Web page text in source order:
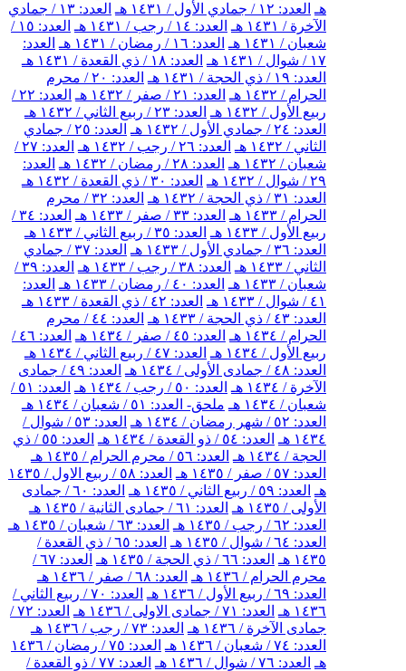
هـ العدد: ١٢ / جمادي الأول / ١٤٣١ هـ
العدد: ١٣ / جمادي
الآخرة / ١٤٣١ هـ
العدد: ١٤ / رجب / ١٤٣١ هـ
العدد: ١٥ /
شعبان / ١٤٣١ هـ
العدد: ١٦ / رمضان / ١٤٣١ هـ
العدد:
١٧ / شوال / ١٤٣١ هـ
العدد: ١٨ / ذي القعدة / ١٤٣١ هـ
العدد: ١٩ / ذي الحجة / ١٤٣١ هـ
العدد: ٢٠ / محرم
الحرام / ١٤٣٢ هـ
العدد: ٢١ / صفر / ١٤٣٢ هـ
العدد: ٢٢ /
ربيع الأول / ١٤٣٢ هـ
العدد: ٢٣ / ربيع الثاني / ١٤٣٢ هـ
العدد: ٢٤ / جمادي الأول / ١٤٣٢ هـ
العدد: ٢٥ / جمادي
الثاني / ١٤٣٢ هـ
العدد: ٢٦ / رجب / ١٤٣٢ هـ
العدد: ٢٧ /
شعبان / ١٤٣٢ هـ
العدد: ٢٨ / رمضان / ١٤٣٢ هـ
العدد:
٢٩ / شوال / ١٤٣٢ هـ
العدد: ٣٠ / ذي القعدة / ١٤٣٢ هـ
العدد: ٣١ / ذي الحجة / ١٤٣٢ هـ
العدد: ٣٢ / محرم
الحرام / ١٤٣٣ هـ
العدد: ٣٣ / صفر / ١٤٣٣ هـ
العدد: ٣٤ /
ربيع الأول / ١٤٣٣ هـ
العدد: ٣٥ / ربيع الثاني / ١٤٣٣ هـ
العدد: ٣٦ / جمادي الأول / ١٤٣٣ هـ
العدد: ٣٧ / جمادي
الثاني / ١٤٣٣ هـ
العدد: ٣٨ / رجب / ١٤٣٣ هـ
العدد: ٣٩ /
شعبان / ١٤٣٣ هـ
العدد: ٤٠ / رمضان / ١٤٣٣ هـ
العدد:
٤١ / شوال / ١٤٣٣ هـ
العدد: ٤٢ / ذي القعدة / ١٤٣٣ هـ
العدد: ٤٣ / ذي الحجة / ١٤٣٣ هـ
العدد: ٤٤ / محرم
الحرام / ١٤٣٤ هـ
العدد: ٤٥ / صفر / ١٤٣٤ هـ
العدد: ٤٦ /
ربيع الأول / ١٤٣٤ هـ
العدد: ٤٧ / ربيع الثاني / ١٤٣٤ هـ
العدد: ٤٨ / جمادى الأولى / ١٤٣٤ هـ
العدد: ٤٩ / جمادى
الآخرة / ١٤٣٤ هـ
العدد: ٥٠ / رجب / ١٤٣٤ هـ
العدد: ٥١ /
شعبان / ١٤٣٤ هـ
ملحق- العدد: ٥١ / شعبان / ١٤٣٤ هـ
العدد: ٥٢ / شهر رمضان / ١٤٣٤ هـ
العدد: ٥٣ / شوال /
١٤٣٤ هـ
العدد: ٥٤ / ذو القعدة / ١٤٣٤ هـ
العدد: ٥٥ / ذي
الحجة / ١٤٣٤ هـ
العدد: ٥٦ / محرم الحرام / ١٤٣٥ هـ
العدد: ٥٧ / صفر / ١٤٣٥ هـ
العدد: ٥٨ / ربيع الاول / ١٤٣٥
هـ العدد: ٥٩ / ربيع الثاني / ١٤٣٥ هـ
العدد: ٦٠ / جمادى
الأولى / ١٤٣٥ هـ
العدد: ٦١ / جمادى الثانية / ١٤٣٥ هـ
العدد: ٦٢ / رجب / ١٤٣٥ هـ
العدد: ٦٣ / شعبان / ١٤٣٥ هـ
العدد: ٦٤ / شوال / ١٤٣٥ هـ
العدد: ٦٥ / ذي القعدة /
١٤٣٥ هـ
العدد: ٦٦ / ذي الحجة / ١٤٣٥ هـ
العدد: ٦٧ /
محرم الحرام / ١٤٣٦ هـ
العدد: ٦٨ / صفر / ١٤٣٦ هـ
العدد: ٦٩ / ربيع الأول / ١٤٣٦ هـ
العدد: ٧٠ / ربيع الثاني /
١٤٣٦ هـ
العدد: ٧١ / جمادى الاولى / ١٤٣٦ هـ
العدد: ٧٢ /
جمادى الآخرة / ١٤٣٦ هـ
العدد: ٧٣ / رجب / ١٤٣٦ هـ
العدد: ٧٤ / شعبان / ١٤٣٦ هـ
العدد: ٧٥ / رمضان / ١٤٣٦
هـ العدد: ٧٦ / شوال / ١٤٣٦ هـ
العدد: ٧٧ / ذو القعدة /